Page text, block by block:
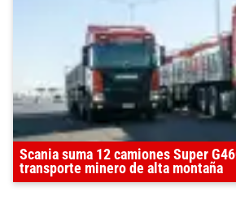
Scania suma 12 camiones Super
transporte minero de alta montaña